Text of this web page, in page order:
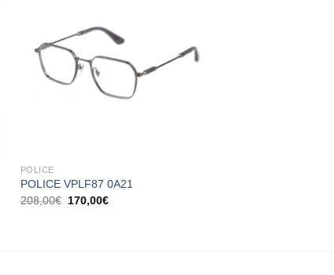
POLICE
POLICE VPLF87 0A21
208,00€ Original
170,00€Η